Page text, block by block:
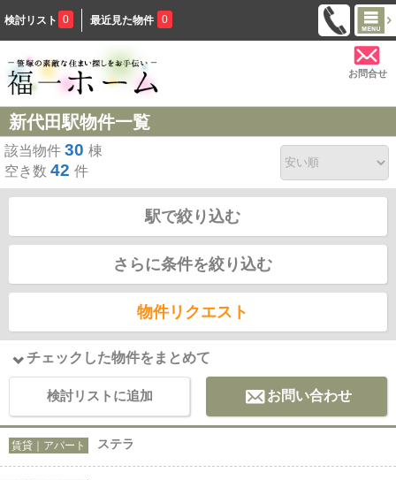
検討リスト 0 最近見た物件 0
お問合せ
新代田駅物件一覧
該当物件 30 棟
空き数 42 件
駅で絞り込む
さらに条件を絞り込む
物件リクエスト
チェックした物件をまとめて
検討リストに追加 お問い合わせ
賃貸｜アパート ステラ